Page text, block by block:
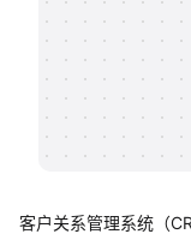
帮助中心
知识分享社区
客户关系管理系统（